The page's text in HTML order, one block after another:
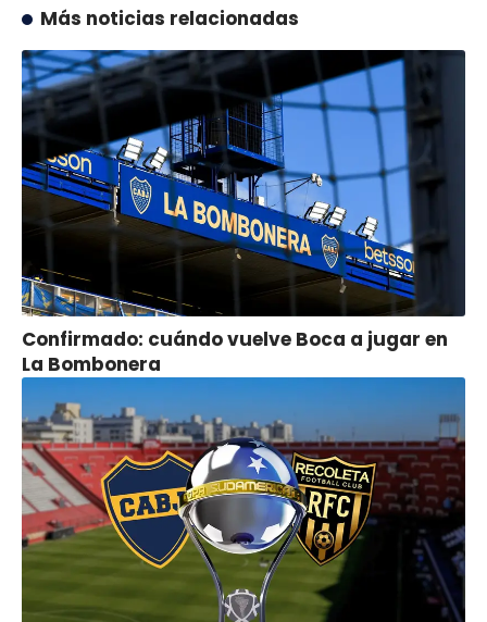
Más noticias relacionadas
Confirmado: cuándo vuelve Boca a jugar en
La Bombonera